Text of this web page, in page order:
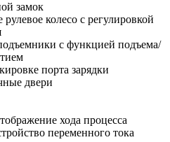
замок
колесо с регулировкой
с функцией подъема/
порта зарядки
двери
хода процесса
переменного тока